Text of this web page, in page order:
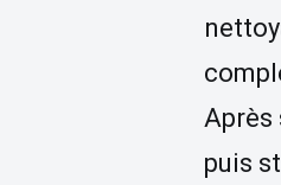
Après
puis